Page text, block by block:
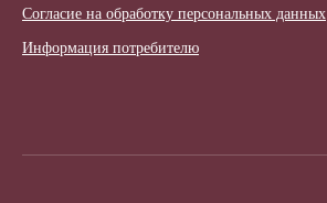
Согласие на обработку персональных данных
Информация потребителю